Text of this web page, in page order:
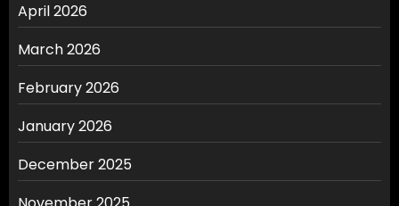
April 2026
March 2026
February 2026
January 2026
December 2025